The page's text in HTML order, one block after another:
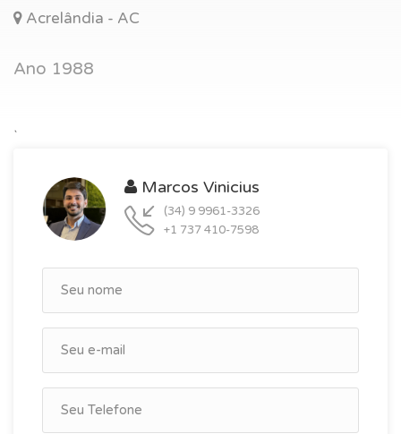
Acrelândia - AC
Ano 1988
`
Marcos Vinicius
(34) 9 9961-3326
+1 737 410-7598